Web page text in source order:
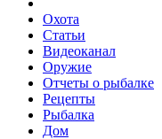
Охота
Статьи
Видеоканал
Оружие
Отчеты о рыбалке
Рецепты
Рыбалка
Дом